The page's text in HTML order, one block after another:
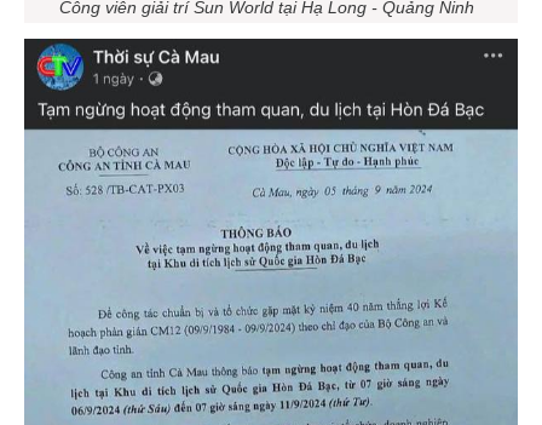
Công viên giải trí Sun World tại Hạ Long - Quảng Ninh